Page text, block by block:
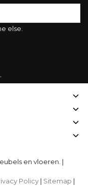
else.
en vloeren. |
Policy Sitemap